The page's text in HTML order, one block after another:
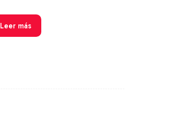
Leer más